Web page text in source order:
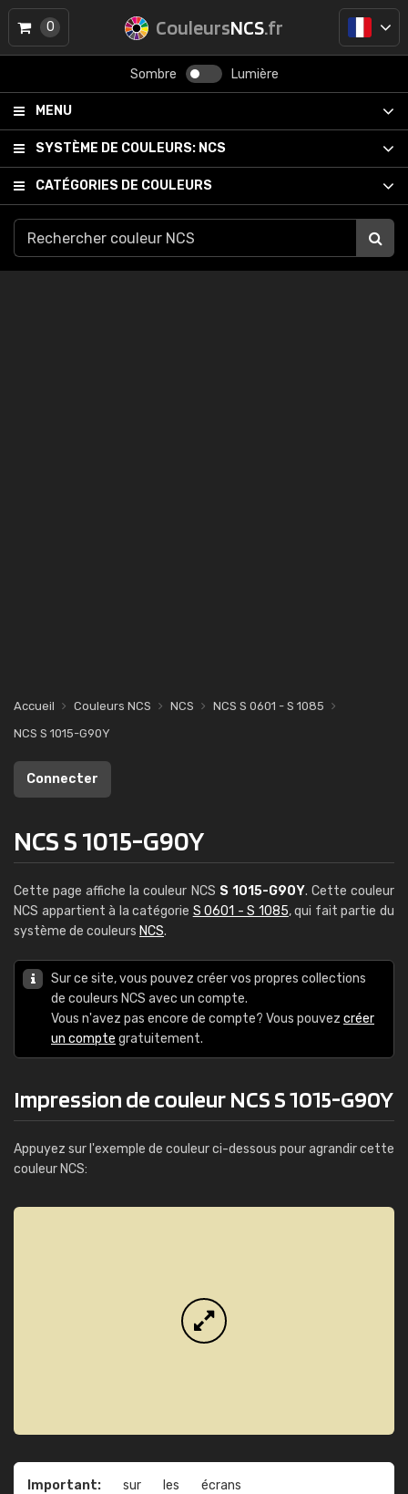
CouleursNCS.fr
Sombre Lumière
MENU
SYSTÈME DE COULEURS: NCS
CATÉGORIES DE COULEURS
0
Accueil Couleurs NCS NCS
NCS S 0601 - S 1085
NCS S 1015-G90Y
Connecter
NCS S 1015-G90Y
Cette page affiche la couleur NCS S 1015-G90Y. Cette couleur
NCS appartient à la catégorie S 0601 - S 1085, qui fait partie du
système de couleurs NCS.
Sur ce site, vous pouvez créer vos propres collections
de couleurs NCS avec un compte.
Vous n'avez pas encore de compte? Vous pouvez créer
un compte gratuitement.
Impression de couleur NCS S 1015-G90Y
Appuyez sur l'exemple de couleur ci-dessous pour agrandir cette
couleur NCS:
Important: sur les écrans